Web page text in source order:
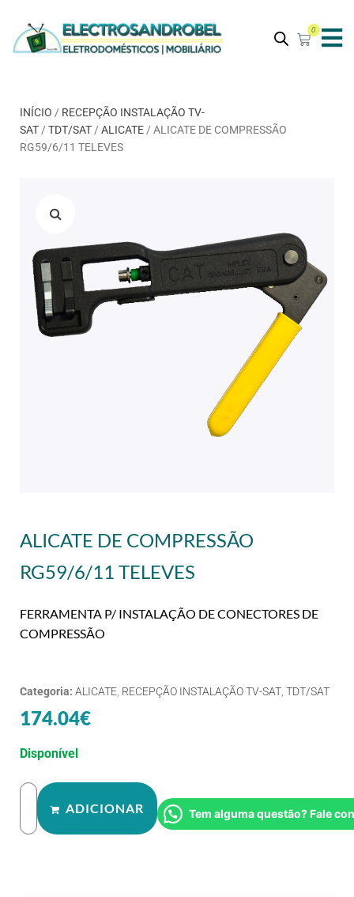
0
INÍCIO / RECEPÇÃO INSTALAÇÃO TV-
SAT / TDT/SAT / ALICATE / ALICATE DE COMPRESSÃO
RG59/6/11 TELEVES
ALICATE DE COMPRESSÃO
RG59/6/11 TELEVES
FERRAMENTA P/ INSTALAÇÃO DE CONECTORES DE
COMPRESSÃO
Categoria: ALICATE RECEPÇÃO INSTALAÇÃO TV-SAT TDT/SAT
174.04€
Disponível
ADICIONAR Tem alguma questão? Fale